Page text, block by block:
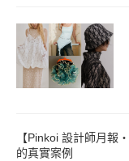
【Pinkoi 設計師月報
的真實案例